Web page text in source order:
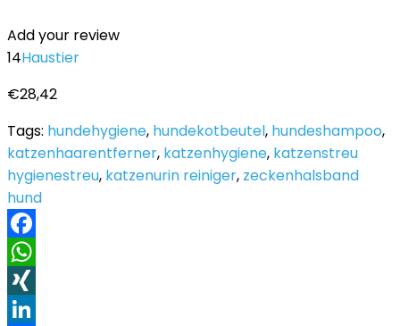
Add your review
14Haustier
€28,42
Tags: hundehygiene, hundekotbeutel, hundeshampoo,
katzenhaarentferner, katzenhygiene, katzenstreu
hygienestreu, katzenurin reiniger, zeckenhalsband
hund
Facebook
WhatsApp
XING